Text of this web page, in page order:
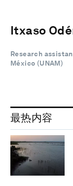
Itxaso
Research
México (UNAM)
最热内容